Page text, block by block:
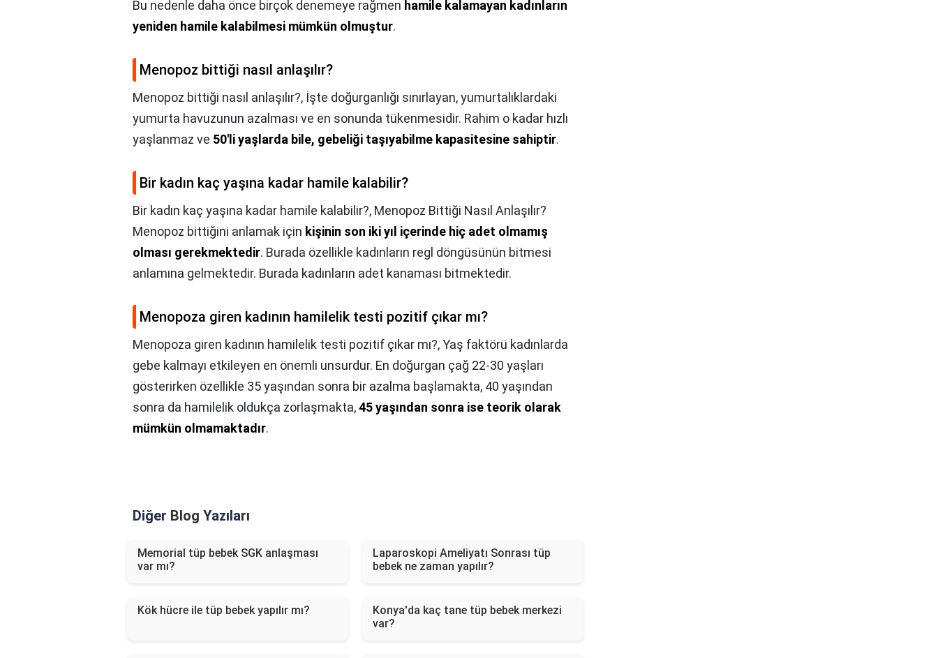
Bu nedenle daha önce birçok denemeye rağmen hamile kalamayan kadınların
yeniden hamile kalabilmesi mümkün olmuştur.
Menopoz bittiği nasıl anlaşılır?
Menopoz bittiği nasıl anlaşılır?, İşte doğurganlığı sınırlayan, yumurtalıklardaki
yumurta havuzunun azalması ve en sonunda tükenmesidir. Rahim o kadar hızlı
yaşlanmaz ve 50'li yaşlarda bile, gebeliği taşıyabilme kapasitesine sahiptir.
Bir kadın kaç yaşına kadar hamile kalabilir?
Bir kadın kaç yaşına kadar hamile kalabilir?, Menopoz Bittiği Nasıl Anlaşılır?
Menopoz bittiğini anlamak için kişinin son iki yıl içerinde hiç adet olmamış
olması gerekmektedir. Burada özellikle kadınların regl döngüsünün bitmesi
anlamına gelmektedir. Burada kadınların adet kanaması bitmektedir.
Menopoza giren kadının hamilelik testi pozitif çıkar mı?
Menopoza giren kadının hamilelik testi pozitif çıkar mı?,Yaş faktörü kadınlarda
gebe kalmayı etkileyen en önemli unsurdur. En doğurgan çağ 22-30 yaşları
gösterirken özellikle 35 yaşından sonra bir azalma başlamakta, 40 yaşından
sonra da hamilelik oldukça zorlaşmakta,45 yaşından sonra ise teorik olarak
mümkün olmamaktadır.
Diğer Blog Yazıları
Memorial tüp bebek SGK anlaşması
var mı?
Laparoskopi Ameliyatı Sonrası tüp
bebek ne zaman yapılır?
Kök hücre ile tüp bebek yapılır mı?
Konya'da kaç tane tüp bebek merkezi
var?